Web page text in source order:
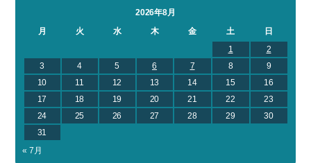
2026年8月
月
火 水 木 金 土
日
1
2
3
4 5 6 7 8
9
10
11 12 13 14 15
16
17
18 19 20 21 22
23
24
25 26 27 28 29
30
31
« 7月